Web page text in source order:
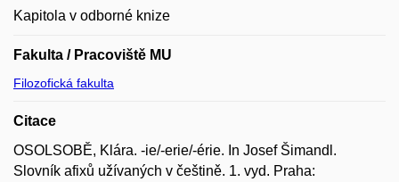
Kapitola v odborné knize
Fakulta / Pracoviště MU
Filozofická fakulta
Citace
OSOLSOBĚ, Klára. -ie/-erie/-érie. In Josef Šimandl.
Slovník afixů užívaných v češtině. 1. vyd. Praha: